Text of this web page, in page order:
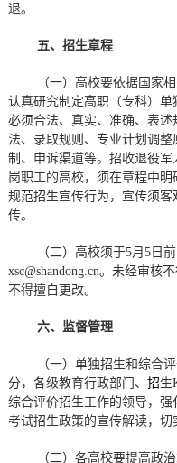
退。
五、招生章程
（一）高校要依据国家
认真研究制定高职（专科）
必须合法、真实、准确、表
法、录取规则、专业计划调
制、申诉渠道等。招收退役
岗职工的高校，须在章程中
规范招生宣传行为，宣传须
传。
（二）高校须于5月5日
xsc@shandong.cn。未经审核
不得擅自更改。
六、监督管理
（一）单独招生和综合
分，各级教育行政部门、 招生
综合评价招生工作的领导，
考试招生政策的宣传解读，切
（二）各高校要提高政